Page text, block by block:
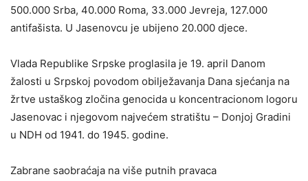
500.000 Srba, 40.000 Roma, 33.000 Jevreja, 127.000
antifašista. U Jasenovcu je ubijeno 20.000 djece.
Vlada Republike Srpske proglasila je 19. april Danom
žalosti u Srpskoj povodom obilježavanja Dana sjećanja na
žrtve ustaškog zločina genocida u koncentracionom logoru
Jasenovac i njegovom najvećem stratištu – Donjoj Gradini
u NDH od 1941. do 1945. godine.
Zabrane saobraćaja na više putnih pravaca